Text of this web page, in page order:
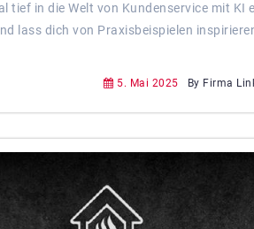
in die Welt von Kundenservice mit KI
lass dich von Praxisbeispielen
5. Mai 2025 By Firma